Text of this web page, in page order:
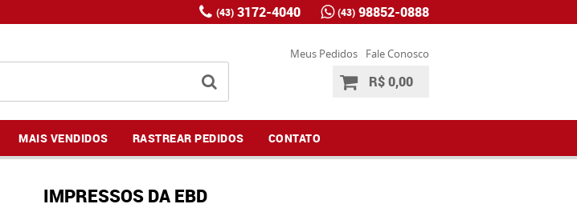
(43) 3172-4040 (43) 98852-0888
Meus Pedidos Fale Conosco
R$ 0,00
MAIS VENDIDOS RASTREAR PEDIDOS CONTATO
IMPRESSOS DA EBD